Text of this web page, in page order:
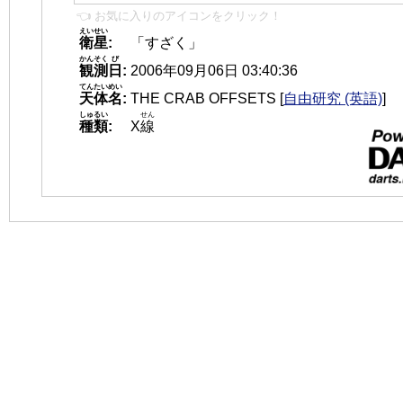
👈 お気に入りのアイコンをクリック！
衛星
えいせい
:
「すざく」
観測
かんそく
日
び
: 2006年09月06日 03:40:36
天体名
てんたいめい
: THE CRAB OFFSETS [自由研究 (英語)]
種類
しゅるい
: X線
せん